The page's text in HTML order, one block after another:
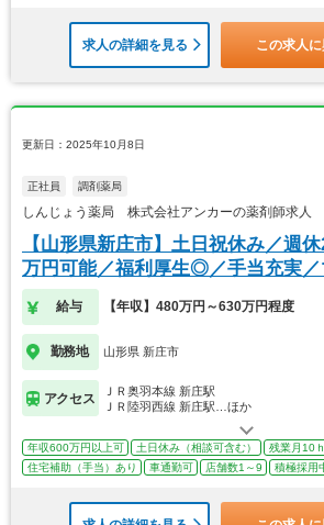
求人の詳細を見る この求人
更新日：2025年10月8日
正社員 調剤薬局
しんじょう薬局 株式会社アンカーの薬剤師求人
【山形県新庄市】土日祝休み／週
万円可能／福利厚生◎／手当充実
給与 【年収】480万円～630万円程度
勤務地 山形県 新庄市
アクセス
ＪＲ奥羽本線 新庄駅
ＪＲ陸羽西線 新庄駅…ほか
年収600万円以上可 土日休み（相談可含む）
残業月10
住宅補助（手当）あり
車通勤可 店舗数1～9 積極採用